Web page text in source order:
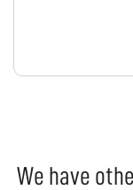
We have